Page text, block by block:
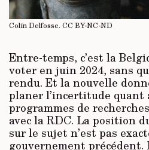
Colin Delfosse. CC BY-NC-ND
Entre-temps, c’est la
voter en juin 2024, sans
rendu. Et la nouvelle
planer l’incertitude quant
programmes de
avec la RDC. La position
sur le sujet n’est pas
gouvernement